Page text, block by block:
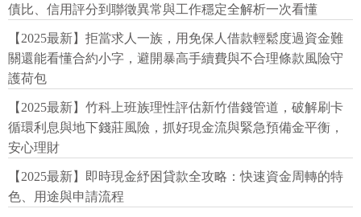
債比、信用評分到聯徵異常與工作穩定全解析一次看懂
【2025最新】拒當求人一族，用免保人借款輕鬆度過資金難
關還能看懂合約小字，避開暴高手續費與不合理條款風險守
護荷包
【2025最新】竹科上班族理性評估新竹借錢管道，破解刷卡
循環利息與地下錢莊風險，抓好現金流與緊急預備金平衡，
安心理財
【2025最新】即時現金紓困貸款全攻略：快速資金周轉的特
色、用途與申請流程